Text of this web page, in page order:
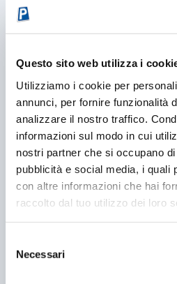
Questo sito web utilizza i
Utilizziamo i cookie per
annunci, per fornire funzionalità
analizzare il nostro traffico.
informazioni sul modo in cui
nostri partner che si occupano
pubblicità e social media, i quali
con altre informazioni che hai
raccolto dal tuo utilizzo dei loro
delNecessari
SOTTO CASA
15/08/2011